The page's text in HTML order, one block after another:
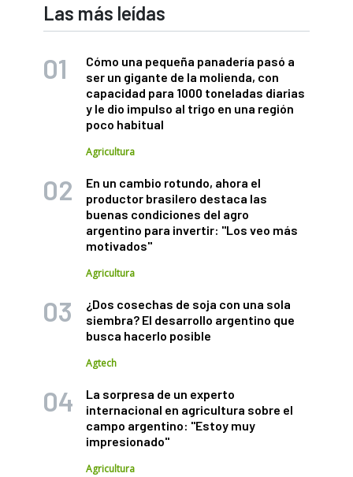
Las más leídas
Cómo una pequeña panadería pasó a
ser un gigante de la molienda, con
capacidad para 1000 toneladas diarias
y le dio impulso al trigo en una región
poco habitual
Agricultura
En un cambio rotundo, ahora el
productor brasilero destaca las
buenas condiciones del agro
argentino para invertir: "Los veo más
motivados"
Agricultura
¿Dos cosechas de soja con una sola
siembra? El desarrollo argentino que
busca hacerlo posible
Agtech
La sorpresa de un experto
internacional en agricultura sobre el
campo argentino: "Estoy muy
impresionado"
Agricultura